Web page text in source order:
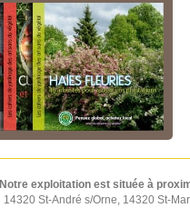
Notre exploitation est située à
14320 St-André s/Orne, 14320 St-